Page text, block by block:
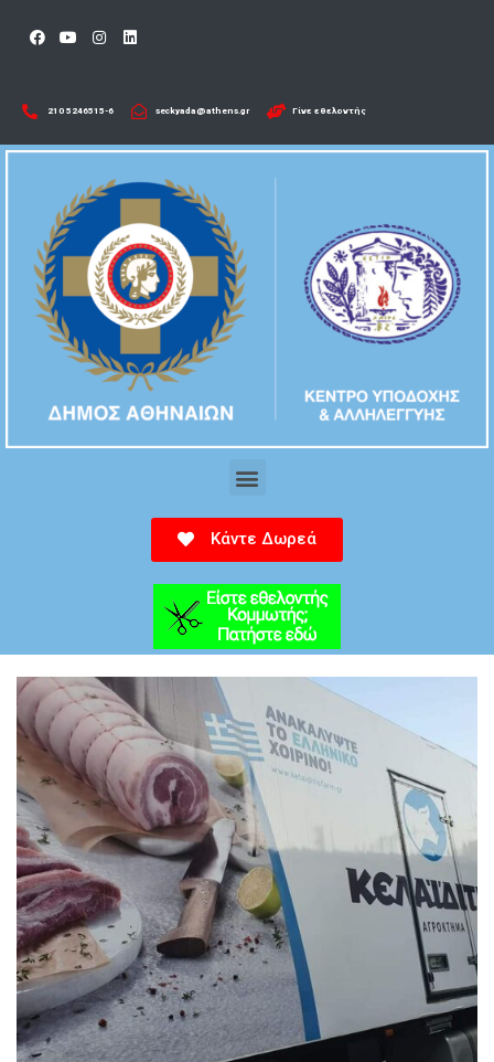
210 5246515-6​ seckyada@athens.gr Γίνε εθελοντής
Κάντε Δωρεά